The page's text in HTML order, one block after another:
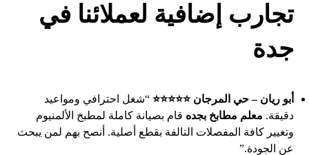
تجارب إضافية لعملائنا في
جدة
أبو ريان – حي المرجان ⭐⭐⭐⭐⭐ “شغل احترافي ومواعيد
دقيقة. معلم مطابخ بجده قام بصيانة كاملة لمطبخ الألمنيوم
وتغيير كافة المفصلات التالفة بقطع أصلية. أنصح بهم لمن يبحث
عن الجودة.”